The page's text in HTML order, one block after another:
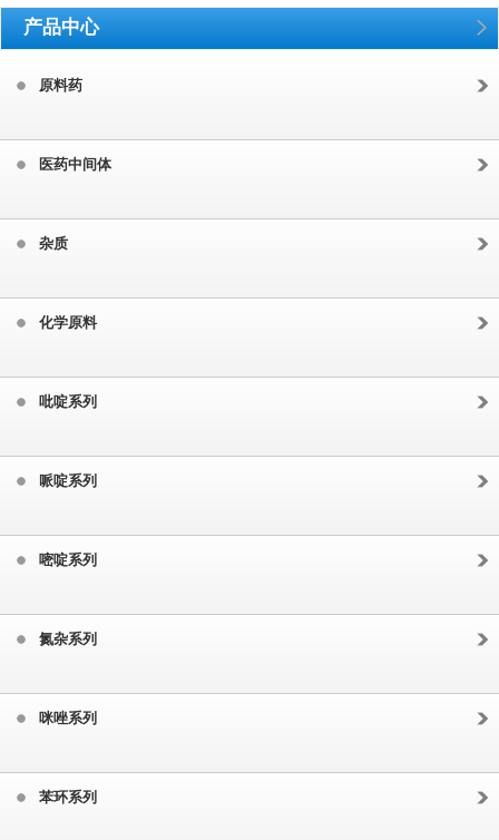
产品中心
原料药
医药中间体
杂质
化学原料
吡啶系列
哌啶系列
嘧啶系列
氮杂系列
咪唑系列
苯环系列